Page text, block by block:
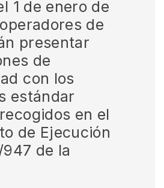
1 de enero de
de
presentar
de
con los
estándar
en el
de Ejecución
947 de la